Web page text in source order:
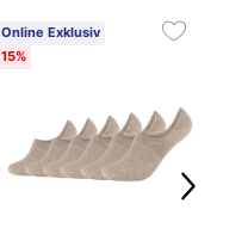
Online Exklusiv
15%